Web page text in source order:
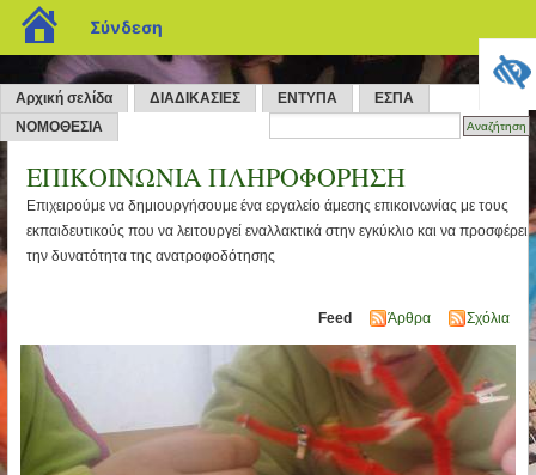
Αρχική σελίδα ΔΙΑΔΙΚΑΣΙΕΣ ΕΝΤΥΠΑ
ΕΣΠΑ
ΝΟΜΟΘΕΣΙΑ
ΕΠΙΚΟΙΝΩΝΙΑ ΠΛΗΡΟΦΟΡΗΣΗ
Επιχειρούμε να δημιουργήσουμε ένα εργαλείο άμεσης επικοινωνίας με τους
εκπαιδευτικούς που να λειτουργεί εναλλακτικά στην εγκύκλιο και να προσφέρει
την δυνατότητα της ανατροφοδότησης
Feed Άρθρα Σχόλια
blogs.sch.gr
Σύνδεση